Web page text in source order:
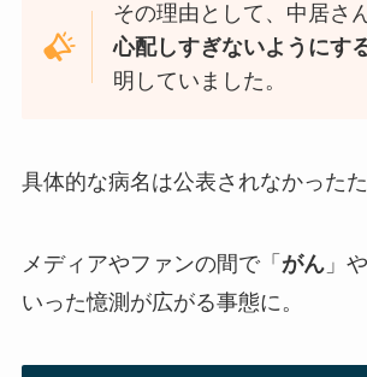
その理由として、中居さ
心配しすぎないようにす
明していました。
具体的な病名は公表されなかったた
メディアやファンの間で「 がん」
いった憶測が広がる事態に。